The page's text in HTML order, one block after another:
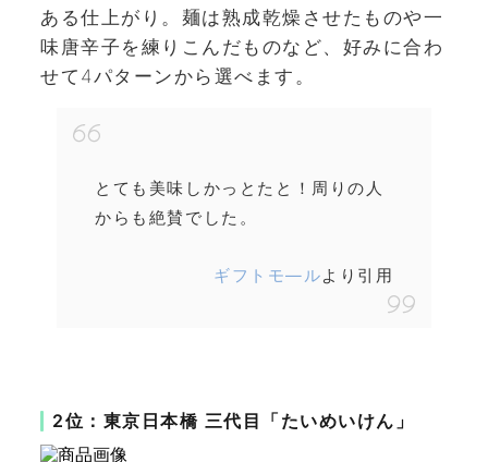
ある仕上がり。麺は熟成乾燥させたものや一
味唐辛子を練りこんだものなど、好みに合わ
せて4パターンから選べます。
とても美味しかっとたと！周りの人
からも絶賛でした。
ギフトモ―ルより引用
2位：東京日本橋 三代目「たいめいけん」